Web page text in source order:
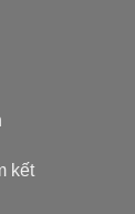
kết